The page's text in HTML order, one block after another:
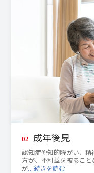
02 成年後見
認知症や知的障がい、
方が、不利益を被るこ
が…続きを読む